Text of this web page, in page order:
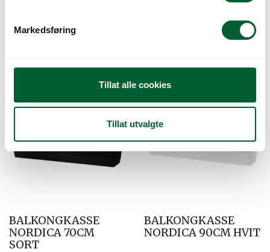
Markedsføring
Tillat alle cookies
Tillat utvalgte
BALKONGKASSE
BALKONGKASSE
BALKONGKASSE
NORDICA 70CM
SORT
BALKONGKASSE
NORDICA 90CM HVIT